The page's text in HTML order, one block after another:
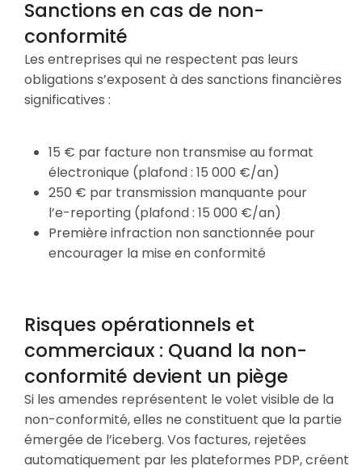
Sanctions en cas de non-
conformité
Les entreprises qui ne respectent pas leurs
obligations s’exposent à des sanctions financières
significatives :
15 € par facture non transmise au format
électronique (plafond : 15 000 €/an)
250 € par transmission manquante pour
l’e-reporting (plafond : 15 000 €/an)
Première infraction non sanctionnée pour
encourager la mise en conformité
Risques opérationnels et
commerciaux : Quand la non-
conformité devient un piège
Si les amendes représentent le volet visible de la
non-conformité, elles ne constituent que la partie
émergée de l’iceberg. Vos factures, rejetées
automatiquement par les plateformes PDP, créent